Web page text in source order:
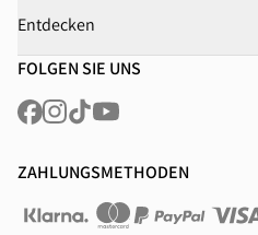
Entdecken
FOLGEN SIE UNS
ZAHLUNGSMETHODEN